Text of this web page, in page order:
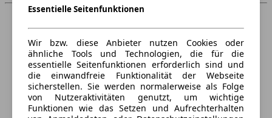
Essentielle Seitenfunktionen
Wir bzw. diese Anbieter nutzen Cookies oder
ähnliche Tools und Technologien, die für die
essentielle Seitenfunktionen erforderlich sind und
die einwandfreie Funktionalität der Webseite
sicherstellen. Sie werden normalerweise als Folge
von Nutzeraktivitäten genutzt, um wichtige
Funktionen wie das Setzen und Aufrechterhalten